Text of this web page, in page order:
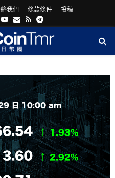
我們 條款條件 投稿
Youtube
Email
RssTelegram